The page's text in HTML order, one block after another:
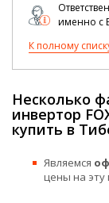
именно с
К полному
Несколько
инвертор
купить в
Являемся
цены на